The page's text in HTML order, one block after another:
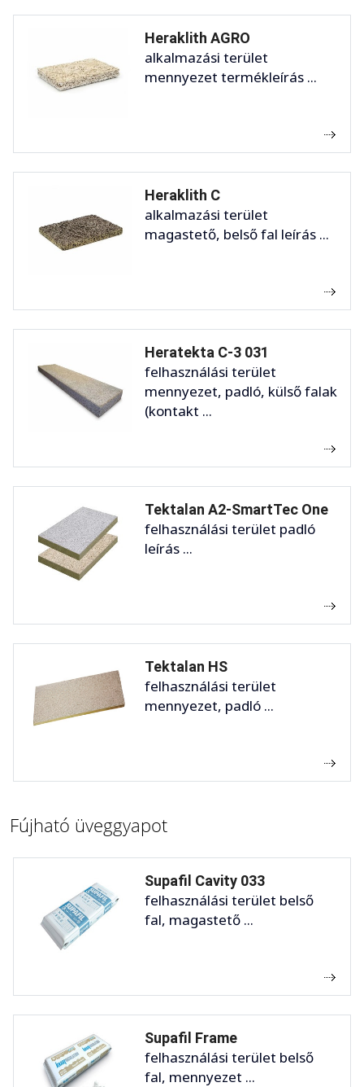
Heraklith AGRO
alkalmazási terület
mennyezet termékleírás ...
Heraklith C
alkalmazási terület
magastető, belső fal leírás ...
Heratekta C-3 031
felhasználási terület
mennyezet, padló, külső falak
(kontakt ...
Tektalan A2-SmartTec One
felhasználási terület padló
leírás ...
Tektalan HS
felhasználási terület
mennyezet, padló ...
Fújható üveggyapot
Supafil Cavity 033
felhasználási terület belső
fal, magastető ...
Supafil Frame
felhasználási terület belső
fal, mennyezet ...